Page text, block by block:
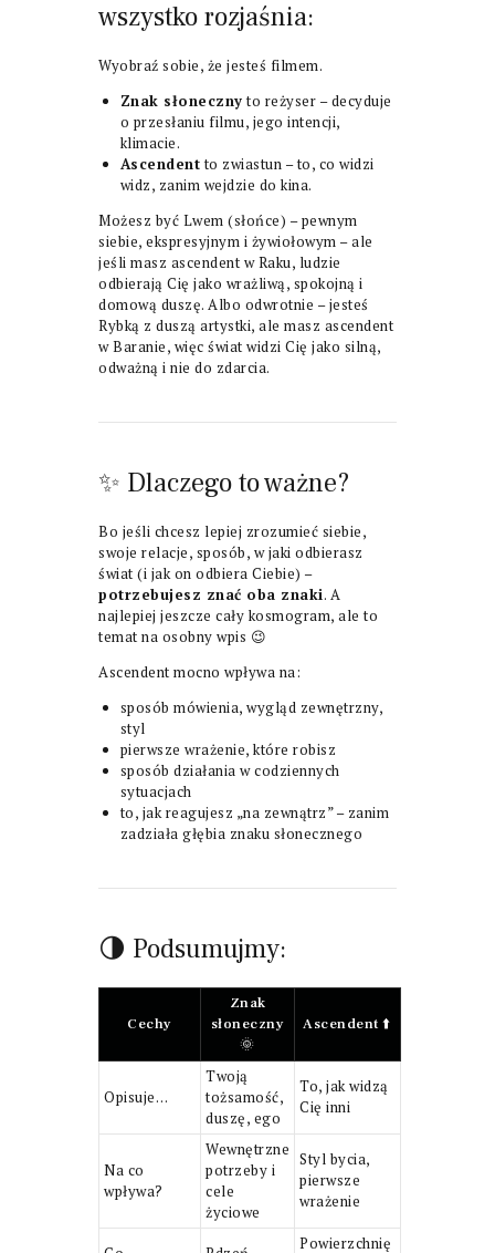
wszystko rozjaśnia:
Wyobraź sobie, że jesteś filmem.
Znak słonecznyto reżyser – decyduje
o przesłaniu filmu, jego intencji,
klimacie.
Ascendentto zwiastun – to, co widzi
widz, zanim wejdzie do kina.
Możesz być Lwem (słońce) – pewnym
siebie, ekspresyjnym i żywiołowym – ale
jeśli masz ascendent w Raku, ludzie
odbierają Cię jako wrażliwą, spokojną i
domową duszę. Albo odwrotnie – jesteś
Rybką z duszą artystki, ale masz ascendent
w Baranie, więc świat widzi Cię jako silną,
odważną i nie do zdarcia.
✨ Dlaczego to ważne?
Bo jeśli chcesz lepiej zrozumieć siebie,
swoje relacje, sposób, w jaki odbierasz
świat (i jak on odbiera Ciebie) –
potrzebujesz znać oba znaki. A
najlepiej jeszcze cały kosmogram, ale to
temat na osobny wpis 😉
Ascendent mocno wpływa na:
sposób mówienia, wygląd zewnętrzny,
styl
pierwsze wrażenie, które robisz
sposób działania w codziennych
sytuacjach
to, jak reagujesz „na zewnątrz” – zanim
zadziała głębia znaku słonecznego
🌗 Podsumujmy:
Cechy
Znak
słoneczny
🌞
Ascendent ⬆️
Opisuje…
Twoją
tożsamość,
duszę, ego
To, jak widzą
Cię inni
Na co
wpływa?
Wewnętrzne
potrzeby i
cele
życiowe
Styl bycia,
pierwsze
wrażenie
Powierzchnię